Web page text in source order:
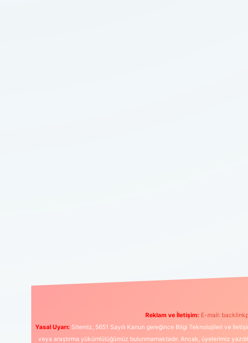
Reklam ve İletişim: E-mail:
Yasal Uyarı: Sitemiz, 5651 Sayılı Kanun gereğince Bilgi Teknolojileri ve
veya araştırma yükümlülüğümüz bulunmamaktadır. Ancak, üyelerimiz